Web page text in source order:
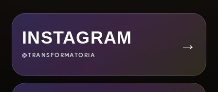
INSTAGRAM
@TRANSFORMATORIA
→